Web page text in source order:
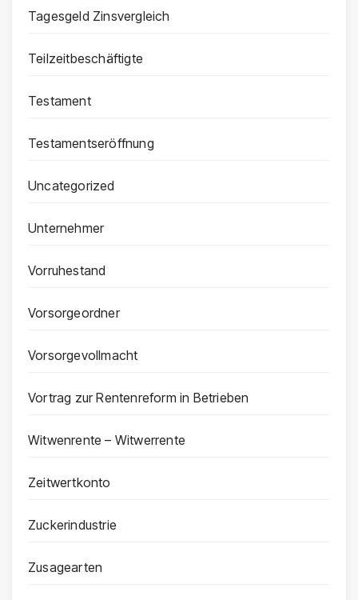
Tagesgeld Zinsvergleich
Teilzeitbeschäftigte
Testament
Testamentseröffnung
Uncategorized
Unternehmer
Vorruhestand
Vorsorgeordner
Vorsorgevollmacht
Vortrag zur Rentenreform in Betrieben
Witwenrente – Witwerrente
Zeitwertkonto
Zuckerindustrie
Zusagearten